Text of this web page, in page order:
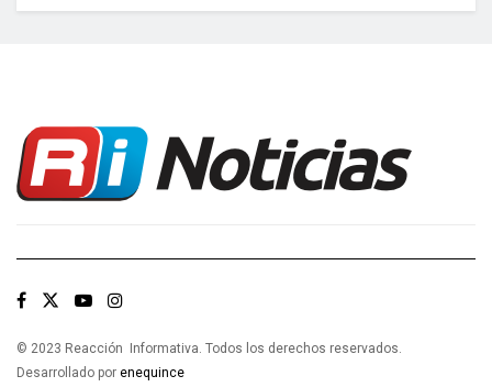
© 2023 Reacción Informativa. Todos los derechos reservados.
Desarrollado por enequince